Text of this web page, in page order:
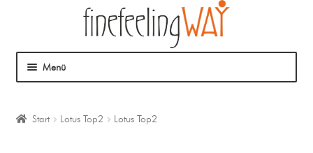
Menü
Start Lotus Top2 Lotus Top2